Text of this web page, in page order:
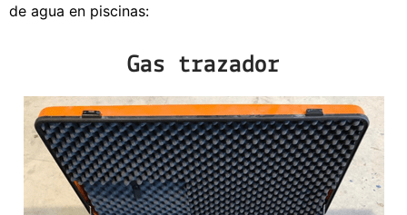
de agua en piscinas:
Gas trazador